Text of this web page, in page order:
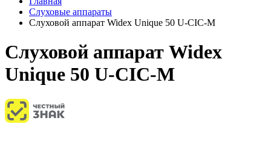
Слуховые аппараты
Слуховой аппарат Widex Unique 50 U-CIC-M
Слуховой аппарат Widex
Unique 50 U-CIC-M